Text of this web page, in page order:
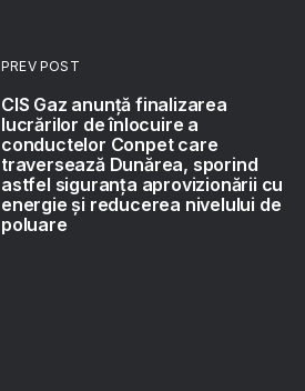
PREV POST
CIS Gaz anunță finalizarea
lucrărilor de înlocuire a
conductelor Conpet care
traversează Dunărea, sporind
astfel siguranța aprovizionării cu
energie și reducerea nivelului de
poluare